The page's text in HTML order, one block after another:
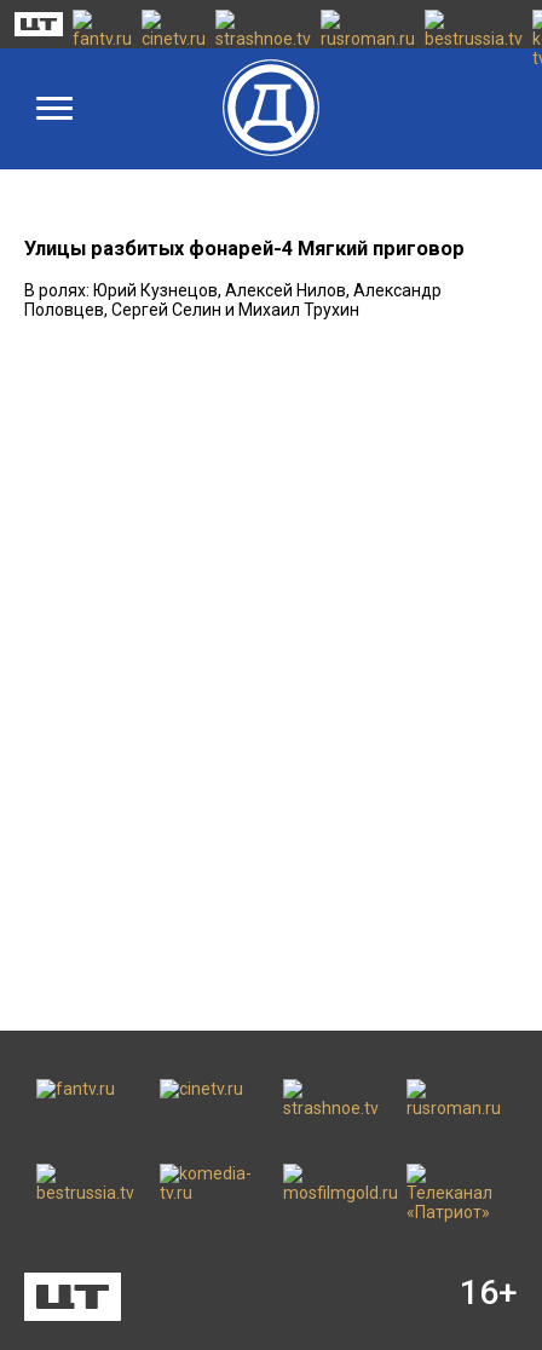
Улицы разбитых фонарей-4 Мягкий приговор
В ролях: Юрий Кузнецов, Алексей Нилов, Александр
Половцев, Сергей Селин и Михаил Трухин
16+